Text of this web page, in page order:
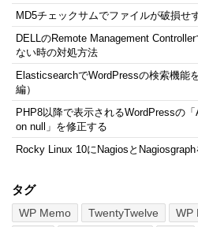
MD5チェックサムでファイルが破損せ
DELLのRemote Management
ない時の対処方法
ElasticsearchでWordPressの検索機能
編）
PHP8以降で表示されるWordPressの
on null」を修正する
Rocky Linux 10にNagiosと
タグ
WP Memo TwentyTwelve WP